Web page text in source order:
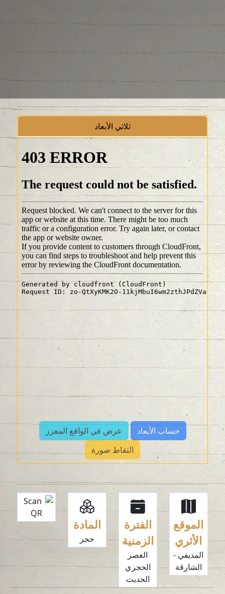
ثلاثي الأبعاد
حساب الأبعاد
عرض في الواقع المعزز
التقاط صورة
الموقع
الأثري
المديفي -
الشارقة
الفترة
الزمنية
العصر
الحجري
الحديث
المادة
حجر